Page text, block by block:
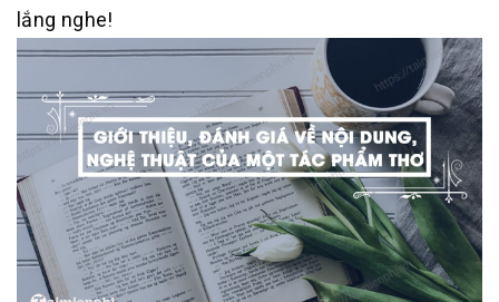
lắng nghe!